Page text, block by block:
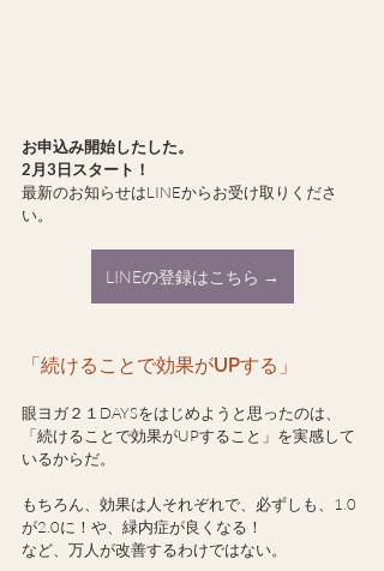
お申込み開始したした。
2月3日スタート！
最新のお知らせはLINEからお受け取りくださ
い。
LINEの登録はこちら →
「続けることで効果がUPする」
眼ヨガ２１DAYSをはじめようと思ったのは、
「続けることで効果がUPすること」を実感して
いるからだ。
もちろん、効果は人それぞれで、必ずしも、1.0
が2.0に！や、緑内症が良くなる！
など、万人が改善するわけではない。